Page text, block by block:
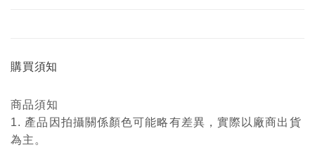
購買須知
商品須知
1. 產品因拍攝關係顏色可能略有差異，實際以廠商出貨
為主。